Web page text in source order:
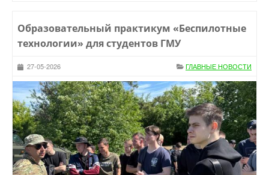
Образовательный практикум «Беспилотные
технологии» для студентов ГМУ
27-05-2026 ГЛАВНЫЕ НОВОСТИ